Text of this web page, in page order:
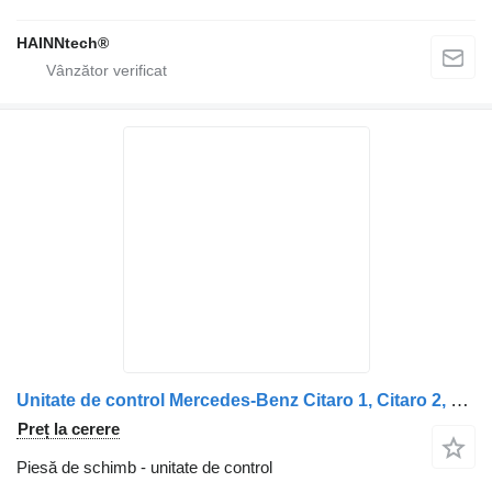
HAINNtech®
Unitate de control Mercedes-Benz Citaro 1, Citaro 2, Conecto, Integro, Intouro, O350, Tourismo, T MERCEDES pentru cap tractor Mercedes-Benz Citaro 1, Citaro 2, Conecto, Integro, Intouro, O350, Tourismo, Travego, EVOBUS
Preț la cerere
Piesă de schimb - unitate de control